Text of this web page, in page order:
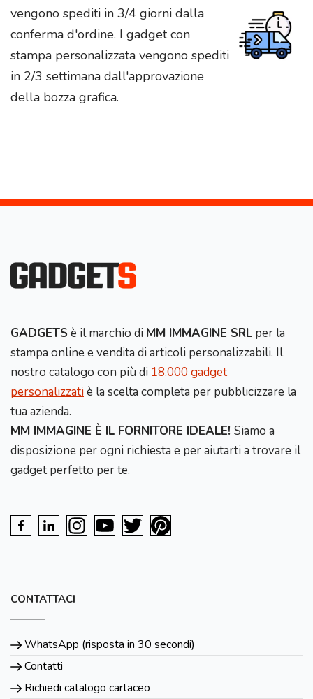
vengono spediti in 3/4 giorni dalla
conferma d'ordine. I gadget con
stampa personalizzata vengono spediti
in 2/3 settimana dall'approvazione
della bozza grafica.
GADGETS è il marchio di MM IMMAGINE SRL per la
stampa online e vendita di articoli personalizzabili. Il
nostro catalogo con più di 18.000 gadget
personalizzatiè la scelta completa per pubblicizzare la
tua azienda.
MM IMMAGINE È IL FORNITORE IDEALE! Siamo a
disposizione per ogni richiesta e per aiutarti a trovare il
gadget perfetto per te.
CONTATTACI
WhatsApp (risposta in 30 secondi)
Contatti
Richiedi catalogo cartaceo